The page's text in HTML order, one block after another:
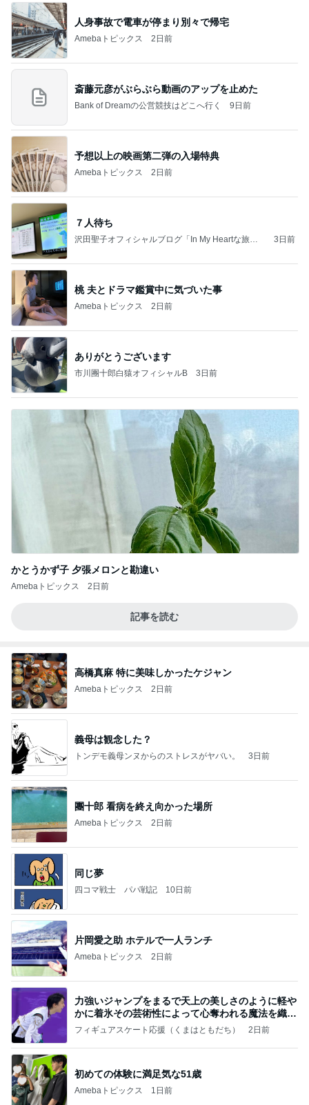
人身事故で電車が停まり別々で帰宅
Amebaトピックス 2日前
斎藤元彦がぶらぶら動画のアップを止めた
Bank of Dreamの公営競技はどこへ行く 9日前
予想以上の映画第二弾の入場特典
Amebaトピックス 2日前
７人待ち
沢田聖子オフィシャルブログ「In My Heartな旅日
3日前
桃 夫とドラマ鑑賞中に気づいた事
Amebaトピックス 2日前
ありがとうございます
市川團十郎白猿オフィシャルB 3日前
かとうかず子 夕張メロンと勘違い
Amebaトピックス 2日前
記事を読む
高橋真麻 特に美味しかったケジャン
Amebaトピックス 2日前
義母は観念した？
トンデモ義母ンヌからのストレスがヤバい。 3日前
團十郎 看病を終え向かった場所
Amebaトピックス 2日前
同じ夢
四コマ戦士 パパ戦記 10日前
片岡愛之助 ホテルで一人ランチ
Amebaトピックス 2日前
力強いジャンプをまるで天上の美しさのように軽や
かに着氷その芸術性によって心奪われる魔法を織り
なす
フィギュアスケート応援（くまはともだち） 2日前
初めての体験に満足気な51歳
Amebaトピックス 1日前